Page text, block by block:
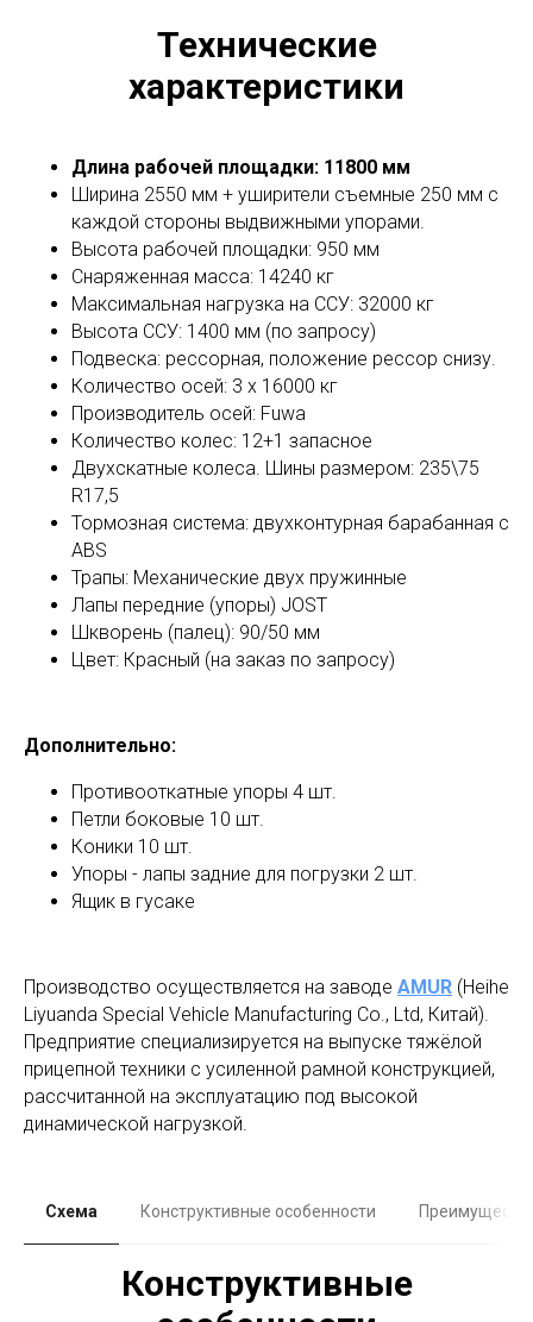
Технические
характеристики
Длина рабочей площадки: 11800 мм
Ширина 2550 мм + уширители съемные 250 мм с
каждой стороны выдвижными упорами.
Высота рабочей площадки: 950 мм
Снаряженная масса: 14240 кг
Максимальная нагрузка на ССУ: 32000 кг
Высота ССУ: 1400 мм (по запросу)
Подвеска: рессорная, положение рессор снизу.
Количество осей: 3 х 16000 кг
Производитель осей: Fuwa
Количество колес: 12+1 запасное
Двухскатные колеса. Шины размером: 235\75
R17,5
Тормозная система: двухконтурная барабанная с
ABS
Трапы: Механические двух пружинные
Лапы передние (упоры) JOST
Шкворень (палец): 90/50 мм
Цвет: Красный (на заказ по запросу)
Дополнительно:
Противооткатные упоры 4 шт.
Петли боковые 10 шт.
Коники 10 шт.
Упоры - лапы задние для погрузки 2 шт.
Ящик в гусаке
Производство осуществляется на заводе AMUR (Heihe
Liyuanda Special Vehicle Manufacturing Co., Ltd, Китай).
Предприятие специализируется на выпуске тяжёлой
прицепной техники с усиленной рамной конструкцией,
рассчитанной на эксплуатацию под высокой
динамической нагрузкой.
Схема Конструктивные особенности
Конструктивные